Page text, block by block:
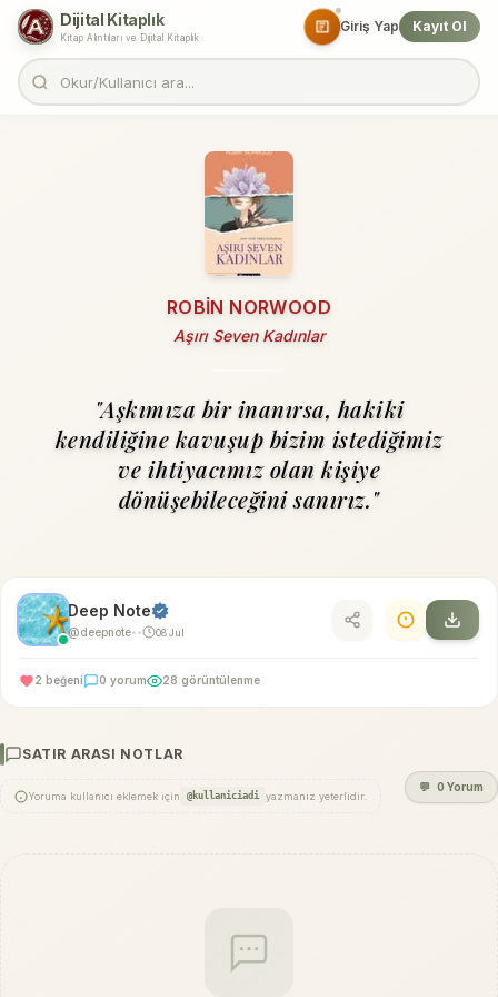
Dijital Kitaplık
Kitap Alıntıları ve Dijital Kitaplık
Giriş Yap Kayıt Ol
ROBIN NORWOOD
Aşırı Seven Kadınlar
"Aşkımıza bir inanırsa, hakiki
kendiliğine kavuşup bi­zim istediğimiz
ve ihtiyacımız olan kişiye
dönüşebileceğini sanırız."
Deep Note
@deepnote• • 08 Jul
2 beğeni 0 yorum 28 görüntülenme
SATIR ARASI NOTLAR
Yoruma kullanıcı eklemek için @kullaniciadi yazmanız yeterlidir.
💬 0 Yorum